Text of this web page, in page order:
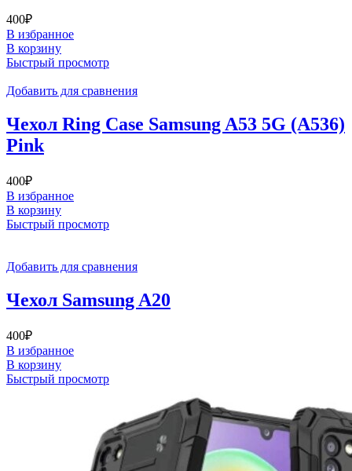
400₽
В избранное
В корзину
Быстрый просмотр
Добавить для сравнения
Чехол Ring Case Samsung A53 5G (A536)
Pink
400₽
В избранное
В корзину
Быстрый просмотр
Добавить для сравнения
Чехол Samsung A20
400₽
В избранное
В корзину
Быстрый просмотр